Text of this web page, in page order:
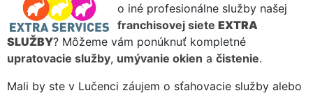
o iné profesionálne služby našej
franchisovej siete EXTRA
SLUŽBY? Môžeme vám ponúknuť kompletné
upratovacie služby, umývanie okien a čistenie.
Mali by ste v Lučenci záujem o sťahovacie služby alebo